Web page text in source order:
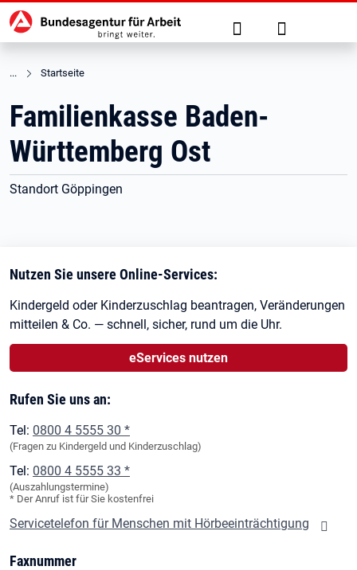
zu den Hauptinhalten springen
Hauptnavigation Suche Anmelden
Startseite
Familienkasse Baden-
Württemberg Ost
Standort Göppingen
Nutzen Sie unsere Online-Services:
Kindergeld oder Kinderzuschlag beantragen, Veränderungen
mitteilen & Co. — schnell, sicher, rund um die Uhr.
eServices nutzen
Rufen Sie uns an:
Tel: 0800 4 5555 30 *
(Fragen zu Kindergeld und Kinderzuschlag)
Tel: 0800 4 5555 33 *
(Auszahlungstermine)
* Der Anruf ist für Sie kostenfrei
Servicetelefon für Menschen mit Hörbeeinträchtigung
Faxnummer